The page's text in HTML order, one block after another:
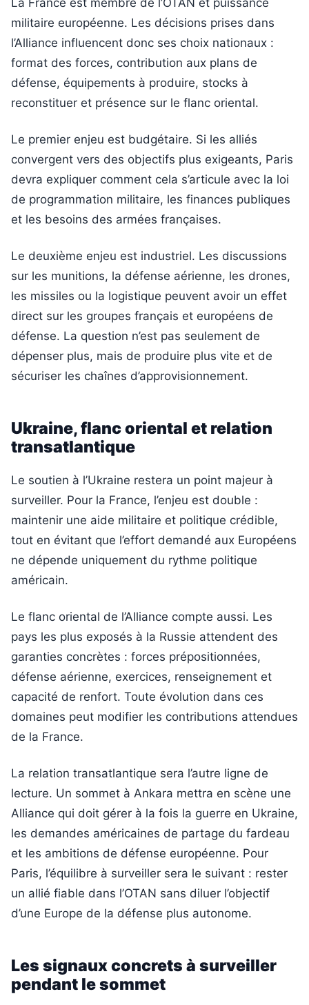
militaire européenne. Les décisions prises dans
l’Alliance influencent donc ses choix nationaux :
format des forces, contribution aux plans de
défense, équipements à produire, stocks à
reconstituer et présence sur le flanc oriental.
Le premier enjeu est budgétaire. Si les alliés
convergent vers des objectifs plus exigeants, Paris
devra expliquer comment cela s’articule avec la loi
de programmation militaire, les finances publiques
et les besoins des armées françaises.
Le deuxième enjeu est industriel. Les discussions
sur les munitions, la défense aérienne, les drones,
les missiles ou la logistique peuvent avoir un effet
direct sur les groupes français et européens de
défense. La question n’est pas seulement de
dépenser plus, mais de produire plus vite et de
sécuriser les chaînes d’approvisionnement.
Ukraine, flanc oriental et relation
transatlantique
Le soutien à l’Ukraine restera un point majeur à
surveiller. Pour la France, l’enjeu est double :
maintenir une aide militaire et politique crédible,
tout en évitant que l’effort demandé aux Européens
ne dépende uniquement du rythme politique
américain.
Le flanc oriental de l’Alliance compte aussi. Les
pays les plus exposés à la Russie attendent des
garanties concrètes : forces prépositionnées,
défense aérienne, exercices, renseignement et
capacité de renfort. Toute évolution dans ces
domaines peut modifier les contributions attendues
de la France.
La relation transatlantique sera l’autre ligne de
lecture. Un sommet à Ankara mettra en scène une
Alliance qui doit gérer à la fois la guerre en Ukraine,
les demandes américaines de partage du fardeau
et les ambitions de défense européenne. Pour
Paris, l’équilibre à surveiller sera le suivant : rester
un allié fiable dans l’OTAN sans diluer l’objectif
d’une Europe de la défense plus autonome.
Les signaux concrets à surveiller
pendant le sommet